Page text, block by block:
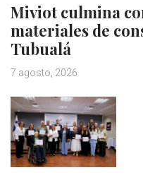
Miviot culmina
materiales de
Tubualá
7 agosto, 2026